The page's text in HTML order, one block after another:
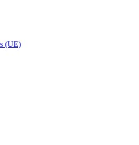
(UE)